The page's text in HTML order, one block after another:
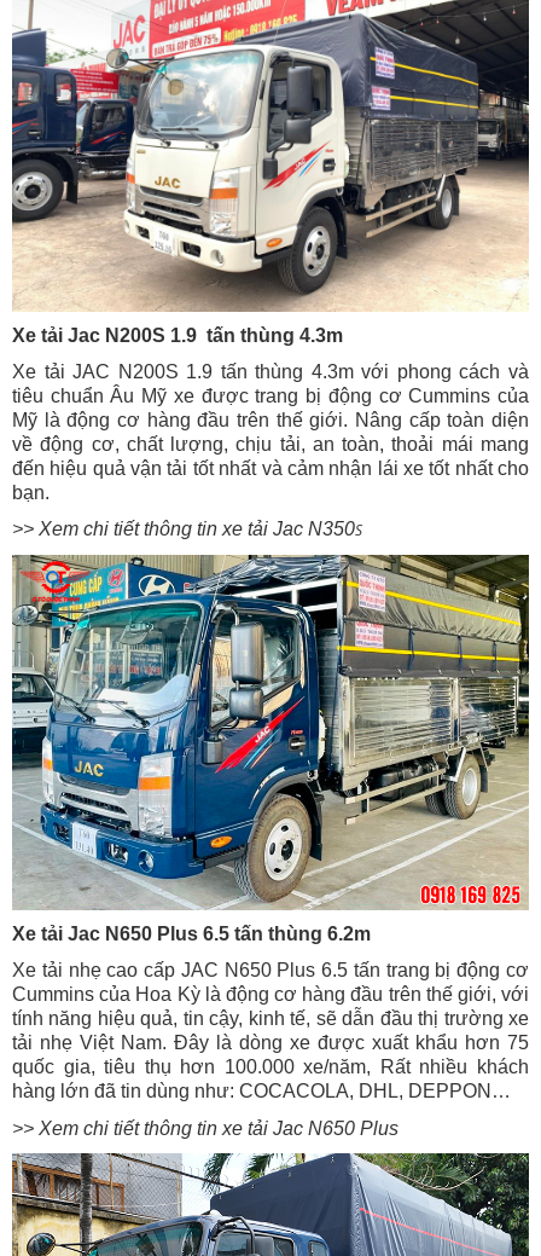
Xe tải Jac N200S 1.9 tấn thùng 4.3m
Xe tải JAC N200S 1.9 tấn thùng 4.3m với phong cách và
tiêu chuẩn Âu Mỹ xe được trang bị động cơ Cummins của
Mỹ là động cơ hàng đầu trên thế giới. Nâng cấp toàn diện
về động cơ, chất lượng, chịu tải, an toàn, thoải mái mang
đến hiệu quả vận tải tốt nhất và cảm nhận lái xe tốt nhất cho
bạn.
>> Xem chi tiết thông tin xe tải Jac N350S
Xe tải Jac N650 Plus 6.5 tấn thùng 6.2m
Xe tải nhẹ cao cấp JAC N650 Plus 6.5 tấn trang bị động cơ
Cummins của Hoa Kỳ là động cơ hàng đầu trên thế giới, với
tính năng hiệu quả, tin cậy, kinh tế, sẽ dẫn đầu thị trường xe
tải nhẹ Việt Nam. Đây là dòng xe được xuất khẩu hơn 75
quốc gia, tiêu thụ hơn 100.000 xe/năm, Rất nhiều khách
hàng lớn đã tin dùng như: COCACOLA, DHL, DEPPON…
>> Xem chi tiết thông tin xe tải Jac N650 Plus